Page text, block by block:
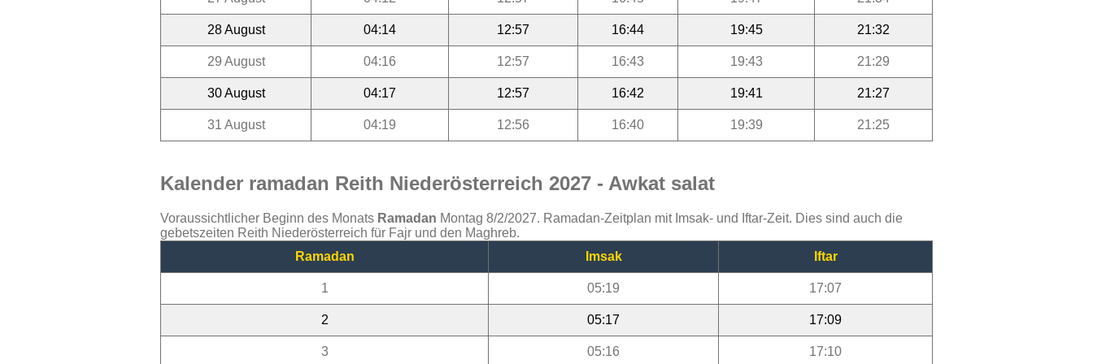
28 August 04:14 12:57 16:44 19:45 21:32
29 August 04:16 12:57 16:43 19:43 21:29
30 August 04:17 12:57 16:42 19:41 21:27
31 August 04:19 12:56 16:40 19:39 21:25
Kalender ramadan Reith Niederösterreich 2027 - Awkat salat
Voraussichtlicher Beginn des Monats Ramadan Montag 8/2/2027. Ramadan-Zeitplan mit Imsak- und Iftar-Zeit. Dies sind auch die
gebetszeiten Reith Niederösterreich für Fajr und den Maghreb.
Ramadan
Imsak Iftar
1 05:19 17:07
2 05:17 17:09
3 05:16 17:10